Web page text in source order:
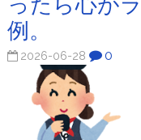
例。
2026-06-28 0